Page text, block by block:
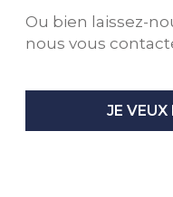
Ou bien laissez-
nous vous
JE